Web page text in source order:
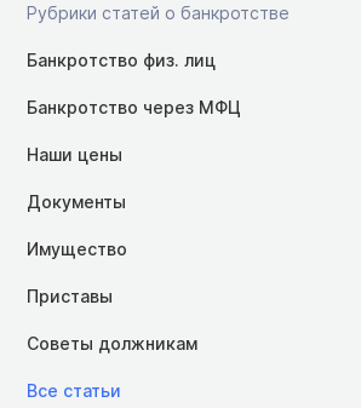
Рубрики статей о банкротстве
Банкротство физ. лиц
Банкротство через МФЦ
Наши цены
Документы
Имущество
Приставы
Советы должникам
Все статьи